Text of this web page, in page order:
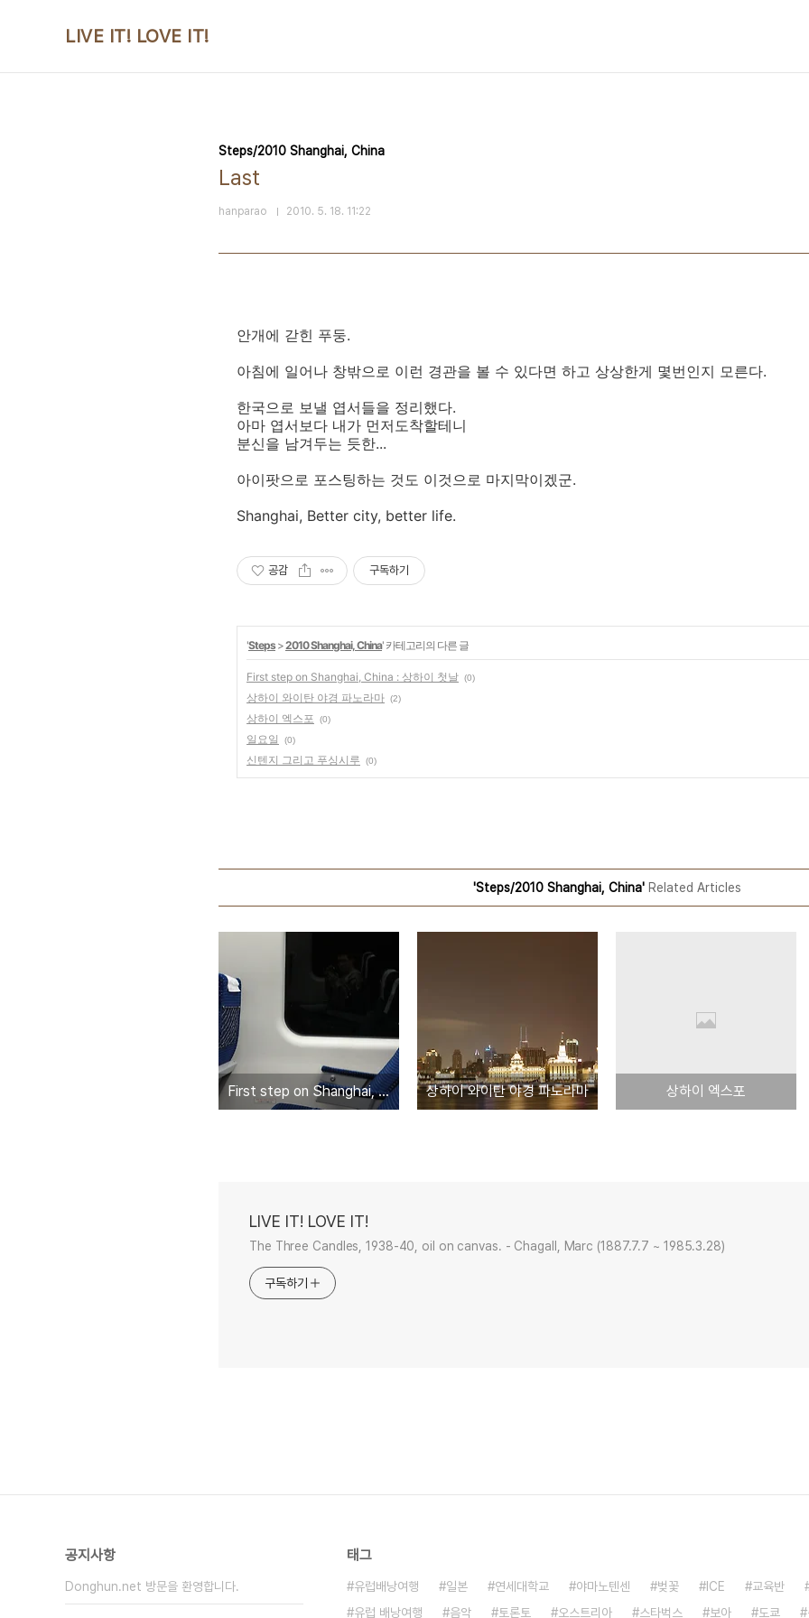
LIVE IT! LOVE IT!
Steps/2010 Shanghai, China
Last
hanparao 2010. 5. 18. 11:22
안개에 갇힌 푸둥.
아침에 일어나 창밖으로 이런 경관을 볼 수 있다면 하고 상상한게 몇번인지 모른다.
한국으로 보낼 엽서들을 정리했다.
아마 엽서보다 내가 먼저도착할테니
분신을 남겨두는 듯한...
아이팟으로 포스팅하는 것도 이것으로 마지막이겠군.
Shanghai, Better city, better life.
공감 구독하기
'Steps>2010 Shanghai, China' 카테고리의 다른 글
First step on Shanghai, China : 상하이 첫날 (0)
상하이 와이탄 야경 파노라마 (2)
상하이 엑스포 (0)
일요일 (0)
신텐지 그리고 푸싱시루 (0)
'Steps/2010 Shanghai, China'Related Articles
First step on Shanghai, China : 상하이 첫날 상하이 와이탄 야경 파노라마 상하이 엑스포
LIVE IT! LOVE IT!
The Three Candles, 1938-40, oil on canvas. - Chagall, Marc (1887.7.7 ~ 1985.3.28)
구독하기
공지사항
Donghun.net 방문을 환영합니다.
태그
유럽배낭여행 일본 연세대학교 야마노텐센 벚꽃 ICE
교육반
유럽 배낭여행
음악 토론토 오스트리아 스타벅스 보아 도쿄